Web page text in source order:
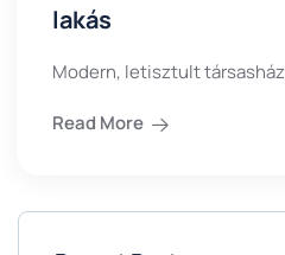
lakás
Modern, letisztult társasház
Read More